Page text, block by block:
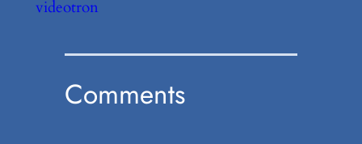
videotron
Comments